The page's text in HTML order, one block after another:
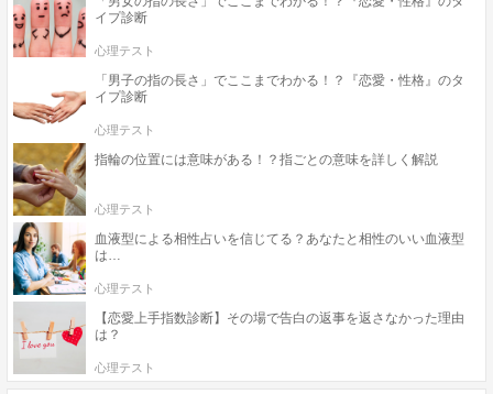
イプ診断
心理テスト
「男子の指の長さ」でここまでわかる！？『恋愛・性格』のタ
イプ診断
心理テスト
指輪の位置には意味がある！？指ごとの意味を詳しく解説
心理テスト
血液型による相性占いを信じてる？あなたと相性のいい血液型
は…
心理テスト
【恋愛上手指数診断】その場で告白の返事を返さなかった理由
は？
心理テスト